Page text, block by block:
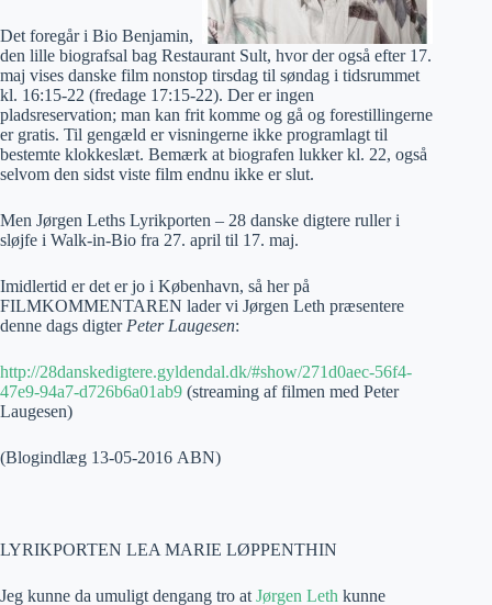
Det foregår i Bio Benjamin,
den lille biografsal bag Restaurant Sult, hvor der også efter 17.
maj vises danske film nonstop tirsdag til søndag i tidsrummet
kl. 16:15-22 (fredage 17:15-22). Der er ingen
pladsreservation; man kan frit komme og gå og forestillingerne
er gratis. Til gengæld er visningerne ikke programlagt til
bestemte klokkeslæt. Bemærk at biografen lukker kl. 22, også
selvom den sidst viste film endnu ikke er slut.
Men Jørgen Leths Lyrikporten – 28 danske digtere ruller i
sløjfe i Walk-in-Bio fra 27. april til 17. maj.
Imidlertid er det er jo i København, så her på
FILMKOMMENTAREN lader vi Jørgen Leth præsentere
denne dags digter Peter Laugesen:
http://28danskedigtere.gyldendal.dk/#show/271d0aec-56f4-
47e9-94a7-d726b6a01ab9 (streaming af filmen med Peter
Laugesen)
(Blogindlæg 13-05-2016 ABN)
LYRIKPORTEN LEA MARIE LØPPENTHIN
Jeg kunne da umuligt dengang tro at Jørgen Leth kunne